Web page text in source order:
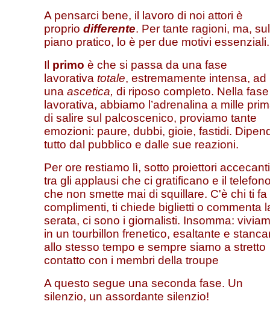
A pensarci bene, il lavoro di noi attori è
proprio differente. Per tante ragioni, ma, sul
piano pratico, lo è per due motivi essenziali.
Il primo è che si passa da una fase
lavorativa totale, estremamente intensa, ad
una ascetica, di riposo completo. Nella fase
lavorativa, abbiamo l’adrenalina a mille
di salire sul palcoscenico, proviamo tante
emozioni: paure, dubbi, gioie, fastidi.
tutto dal pubblico e dalle sue reazioni.
Per ore restiamo lì, sotto proiettori
tra gli applausi che ci gratificano e il
che non smette mai di squillare. C'è chi ti fa
complimenti, ti chiede biglietti o commenta
serata, ci sono i giornalisti. Insomma:
in un tourbillon frenetico, esaltante e
allo stesso tempo e sempre siamo a stretto
contatto con i membri della troupe
A questo segue una seconda fase. Un
silenzio, un assordante silenzio!